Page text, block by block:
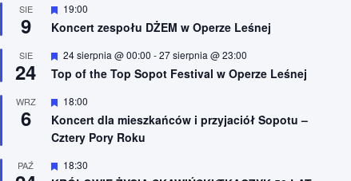
n
o
e
SIE
9
W
r
ż
n
i
o
n
e
19:00
Koncert zespołu DŻEM w Operze Leśnej
SIE
24
W
r
ż
n
o
e
24 sierpnia @ 00:00 -27 sierpnia @ 23:00
Top of the Top Sopot Festival w Operze Leśnej
WRZ
6
W
r
ó
n
i
18:00
Koncert dla mieszkańców i przyjaciół Sopotu –
Cztery Pory Roku
PAŹ
W
y
18:30